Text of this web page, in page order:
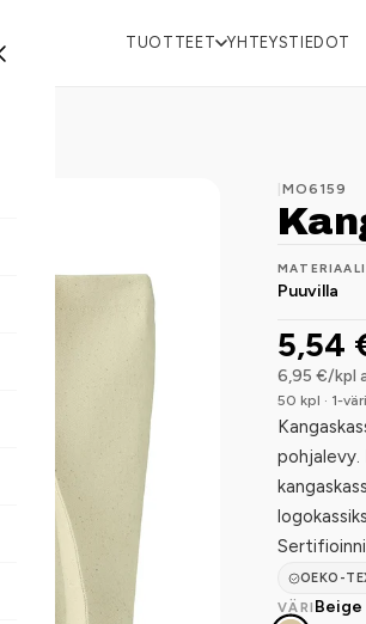
TUOTTEET YHTEYSTIEDOT
MO6159
MATERIAALI
Puuvilla
5,54
6,95 €/kpl
50 kpl · 1-
OEKO-
VÄRI Beige